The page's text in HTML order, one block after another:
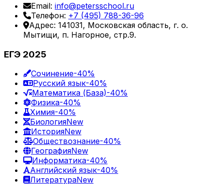
Email: info@petersschool.ru
Телефон: +7 (495) 788-36-96
Адрес: 141031, Московская область, г. о.
Мытищи, п. Нагорное, стр.9.
ЕГЭ 2025
Сочинение-40%
Русский язык-40%
Математика (База)-40%
Физика-40%
Химия-40%
БиологияNew
ИсторияNew
Обществознание-40%
ГеографияNew
Информатика-40%
Английский язык-40%
ЛитератураNew